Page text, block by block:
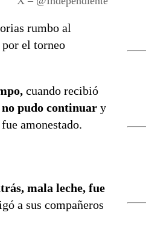
rumbo al
por el torneo
cuando recibió
pudo continuar y
amonestado.
mala leche, fue
a sus compañeros